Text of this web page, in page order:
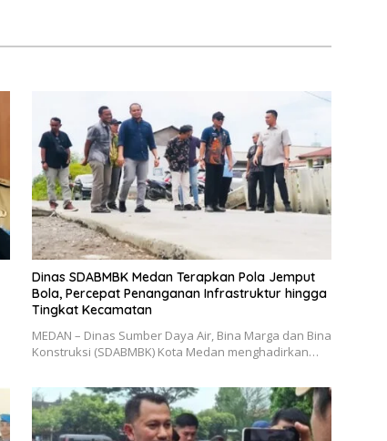
Dinas SDABMBK Medan Terapkan Pola Jemput
Bola, Percepat Penanganan Infrastruktur hingga
Tingkat Kecamatan
MEDAN – Dinas Sumber Daya Air, Bina Marga dan Bina
Konstruksi (SDABMBK) Kota Medan menghadirkan…